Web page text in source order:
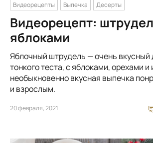
Видеорецепты
Выпечка Десерты
Видеорецепт:
яблоками
Яблочный штрудель — очень вкусный
тонкого теста, с яблоками, орехами
необыкновенно вкусная выпечка
и взрослым.
20 февраля, 2021